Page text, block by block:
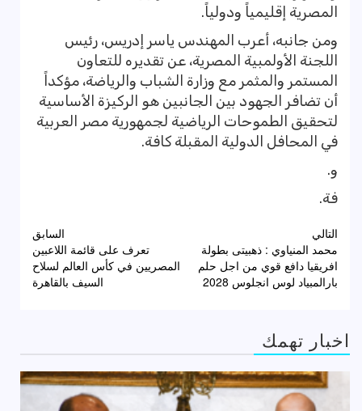
المصرية إقليمياً ودولياً.
ومن جانبه، أعرب المهندس ياسر إدريس، رئيس
اللجنة الأولمبية المصرية، عن تقديره للتعاون
المستمر والمثمر مع وزارة الشباب والرياضة، مؤكداً
أن تضافر الجهود بين الجانبين هو الركيزة الأساسية
لتحقيق الطموحات الرياضية لجمهورية مصر العربية
في المحافل الدولية المقبلة كافة.
و.
فة.
تصفّح
المقالات
السابق
تعرف على قائمة اللاعبين
المصريين في كأس العالم لسلاح
السيف بالقاهرة
التالي
محمد المنياوي : ذهبيتى بطولة
افريقيا دافع قوي من اجل حلم
بارالمبياد لوس انجلوس 2028
اخبار تهمك